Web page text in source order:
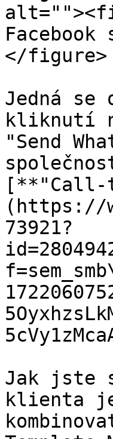
</figure>
Jedná
kliknutí
"Send
[**"Call-
(https://
73921?
Jak jste
klienta je